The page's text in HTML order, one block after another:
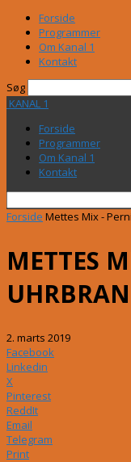
Forside
Programmer
Om Kanal 1
Kontakt
Søg
KANAL 1
Forside
Programmer
Om Kanal 1
Kontakt
Forside Mettes Mix -
METTES
2. marts 2019
Facebook
Linkedin
X
Pinterest
ReddIt
Email
Telegram
Print